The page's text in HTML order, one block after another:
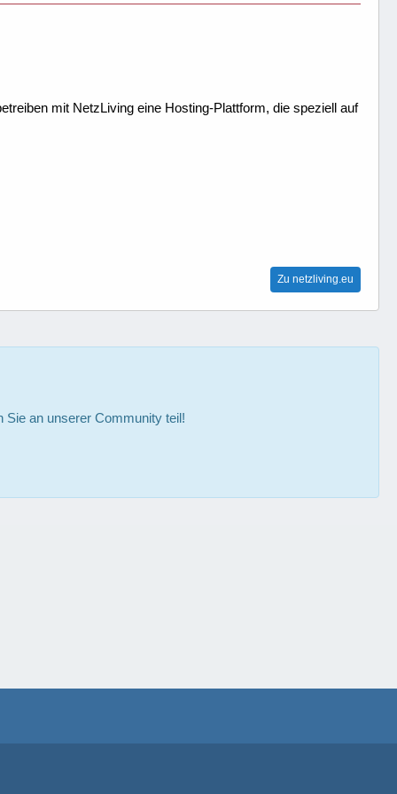
mit NetzLiving eine Hosting-Plattform, die speziell auf
Zu netzliving.eu
Sie an unserer Community teil!